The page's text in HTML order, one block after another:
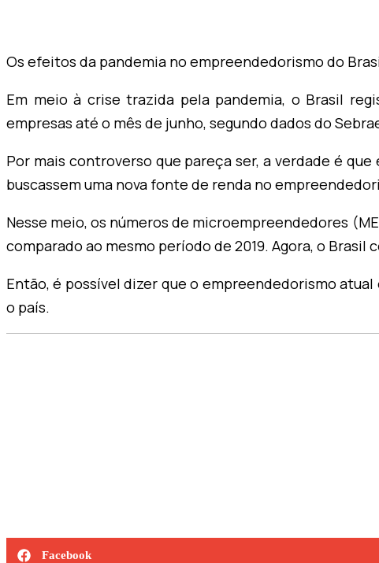
Os efeitos da pandemia no empreendedorismo do
Em meio à crise trazida pela pandemia, o Brasil
empresas até o mês de junho, segundo dados do
Por mais controverso que pareça ser, a verdade é
buscassem uma nova fonte de renda no
Nesse meio, os números de microempreendedores
comparado ao mesmo período de 2019. Agora, o
Então, é possível dizer que o empreendedorismo
o país.
Facebook